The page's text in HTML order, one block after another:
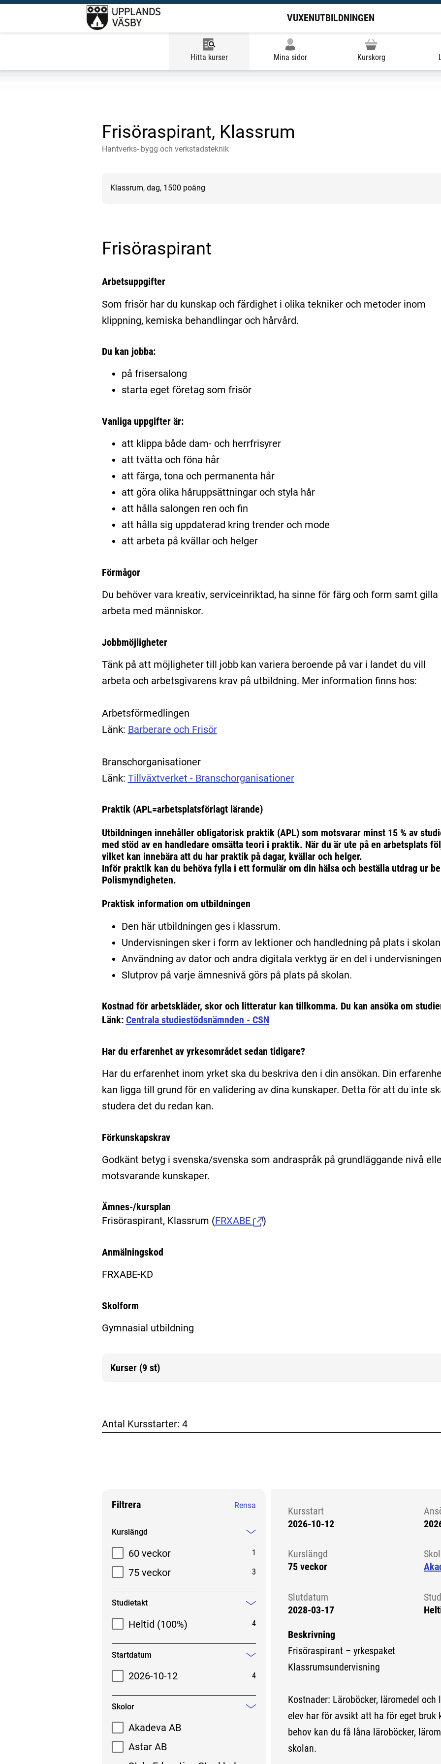
VUXENUTBILDNINGEN
Hitta kurser Mina sidor Kurskorg
Frisöraspirant, Klassrum
Hantverks- bygg och verkstadsteknik
Klassrum, dag, 1500 poäng
Frisöraspirant
Arbetsuppgifter
Som frisör har du kunskap och färdighet i olika tekniker och metoder inom
klippning, kemiska behandlingar och hårvård.
Du kan jobba:
på frisersalong
starta eget företag som frisör
Vanliga uppgifter är:
att klippa både dam- och herrfrisyrer
att tvätta och föna hår
att färga, tona och permanenta hår
att göra olika håruppsättningar och styla hår
att hålla salongen ren och fin
att hålla sig uppdaterad kring trender och mode
att arbeta på kvällar och helger
Förmågor
Du behöver vara kreativ, serviceinriktad, ha sinne för färg och form samt
arbeta med människor.
Jobbmöjligheter
Tänk på att möjligheter till jobb kan variera beroende på var i landet du vill
arbeta och arbetsgivarens krav på utbildning. Mer information finns hos:
Arbetsförmedlingen
Länk: Barberare och Frisör
Branschorganisationer
Länk: Tillväxtverket - Branschorganisationer
Praktik (APL=arbetsplatsförlagt lärande)
Utbildningen innehåller obligatorisk praktik (APL) som motsvarar minst 15 % av
med stöd av en handledare omsätta teori i praktik. När du är ute på en arbetsplats
vilket kan innebära att du har praktik på dagar, kvällar och helger.
Inför praktik kan du behöva fylla i ett formulär om din hälsa och beställa utdrag ur
Polismyndigheten.
Praktisk information om utbildningen
Den här utbildningen ges i klassrum.
Undervisningen sker i form av lektioner och handledning på plats i
Användning av dator och andra digitala verktyg är en del i
Slutprov på varje ämnesnivå görs på plats på skolan.
Kostnad för arbetskläder, skor och litteratur kan tillkomma. Du kan ansöka om
Länk: Centrala studiestödsnämnden - CSN
Har du erfarenhet av yrkesområdet sedan tidigare?
Har du erfarenhet inom yrket ska du beskriva den i din ansökan. Din
kan ligga till grund för en validering av dina kunskaper. Detta för att du inte
studera det du redan kan.
Förkunskapskrav
Godkänt betyg i svenska/svenska som andraspråk på grundläggande nivå
motsvarande kunskaper.
Ämnes-/kursplan
Frisöraspirant, Klassrum (FRXABE )
Anmälningskod
FRXABE-KD
Skolform
Gymnasial utbildning
Kurser (9 st)
Mer information
Antal Kursstarter: 4
Filtrera Rensa
Filtrera sökresultat
Kurslängd
60 veckor
1
75 veckor 3
Studietakt
Mindre information
Heltid (100%)
4
Startdatum
Mindre information
2026-10-12
4
Skolor
Mindre information
Akadeva AB
Astar AB
Kursstart
2026-10-12
Kurslängd
75 veckor
Slutdatum
2028-03-17
Beskrivning
Frisöraspirant – yrkespaket
Klassrumsundervisning
Kostnader: Läroböcker, läromedel
elev har för avsikt att ha för eget bruk
behov kan du få låna läroböcker,
skolan.